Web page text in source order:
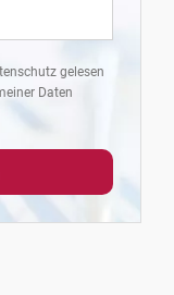
gelesen
Daten